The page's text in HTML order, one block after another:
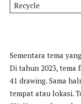
Recycle
Sementara tema
Di tahun 2023, tema
41 drawing. Sama
tempat atau lokasi.